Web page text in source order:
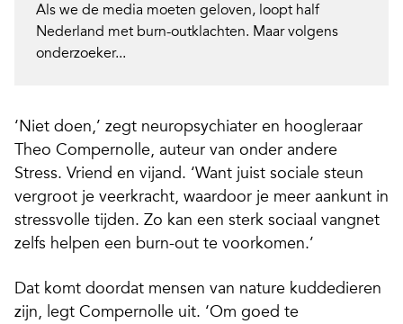
Als we de media moeten geloven, loopt half
Nederland met burn-outklachten. Maar volgens
onderzoeker...
‘Niet doen,’ zegt neuropsychiater en hoogleraar
Theo Compernolle, auteur van onder andere
Stress. Vriend en vijand. ‘Want juist sociale steun
vergroot je veerkracht, waardoor je meer aankunt in
stressvolle tijden. Zo kan een sterk sociaal vangnet
zelfs helpen een burn-out te voorkomen.’
Dat komt doordat mensen van nature kuddedieren
zijn, legt Compernolle uit. ‘Om goed te